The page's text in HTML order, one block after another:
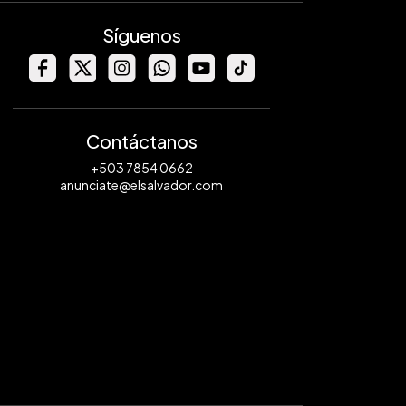
Síguenos
Contáctanos
+503 7854 0662
anunciate@elsalvador.com